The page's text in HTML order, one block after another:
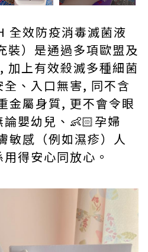
全效防疫消毒滅菌液
裝）是通過多項歐盟及
加上有效殺滅多種細菌
、入口無害, 同不含
金屬身質, 更不會令眼
嬰幼兒、👶🏻孕婦
敏感（例如濕疹）人
得安心同放心。